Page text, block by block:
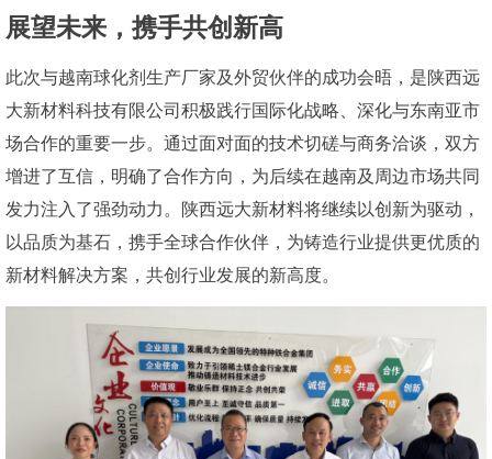
展望未来，携手共创新高
此次与越南球化剂生产厂家及外贸伙伴的成功会晤，是陕西远
大新材料科技有限公司积极践行国际化战略、深化与东南亚市
场合作的重要一步。通过面对面的技术切磋与商务洽谈，双方
增进了互信，明确了合作方向，为后续在越南及周边市场共同
发力注入了强劲动力。陕西远大新材料将继续以创新为驱动，
以品质为基石，携手全球合作伙伴，为铸造行业提供更优质的
新材料解决方案，共创行业发展的新高度。